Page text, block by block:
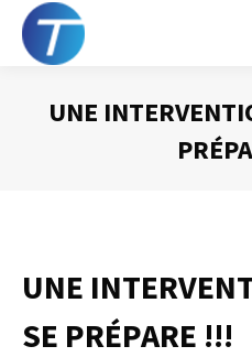
UNE
UNE
SE PRÉPARE !!!